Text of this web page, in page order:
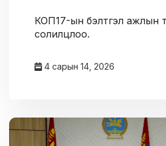
КОП17-ын бэлтгэл ажлын
солилцлоо.
4 сарын 14, 2026